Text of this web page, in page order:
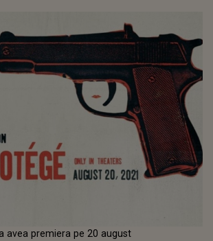
avea premiera pe 20 august